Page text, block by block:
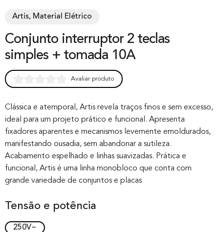
Artis, Material Elétrico
Conjunto interruptor 2 teclas
simples + tomada 10A
out of 0
based on
customer
rating
Avaliar produto
Clássica e atemporal, Artis revela traços finos e sem excesso,
ideal para um projeto prático e funcional. Apresenta
fixadores aparentes e mecanismos levemente emoldurados,
manifestando ousadia, sem abandonar a sutileza.
Acabamento espelhado e linhas suavizadas. Prática e
funcional, Artis é uma linha monobloco que conta com
grande variedade de conjuntos e placas
Tensão e potência
250V~